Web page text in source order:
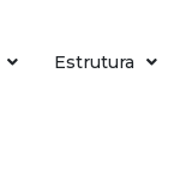
Estrutura